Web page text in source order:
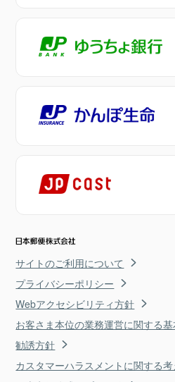
サイトのご利用について
プライバシーポリシー
Webアクセシビリティ方針
お客さま本位の業務運営に関する
勧誘方針
カスタマーハラスメントに関する